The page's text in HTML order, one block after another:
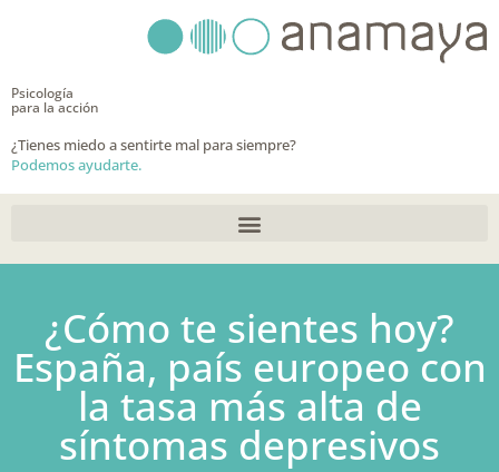
contenido
Psicología
para la acción
¿Tienes miedo a sentirte mal para siempre?
Podemos ayudarte.
¿Cómo te sientes hoy?
España, país europeo con
la tasa más alta de
síntomas depresivos